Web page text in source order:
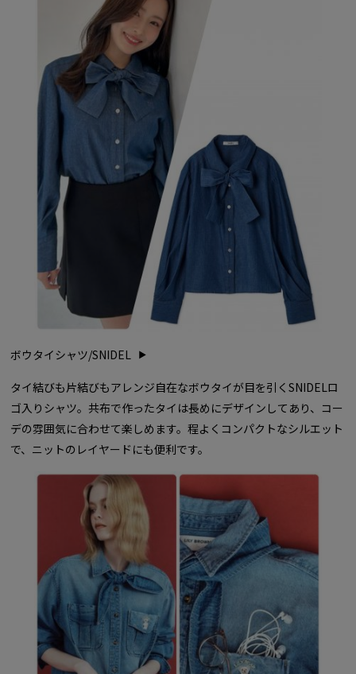
ボウタイシャツ/SNIDEL
タイ結びも片結びもアレンジ自在なボウタイが目を引くSNIDELロ
ゴ入りシャツ。共布で作ったタイは長めにデザインしてあり、コー
デの雰囲気に合わせて楽しめます。程よくコンパクトなシルエット
で、ニットのレイヤードにも便利です。